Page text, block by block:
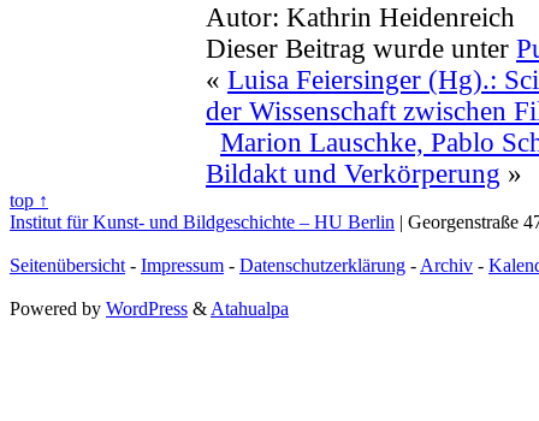
Autor: Kathrin Heidenreich
Dieser Beitrag wurde unter
« Luisa Feiersinger (Hg).:
der Wissenschaft zwischen
Marion Lauschke, Pablo
Bildakt und Verkörperung »
top ↑
Institut für Kunst- und Bildgeschichte – HU Berlin | Georgenstraße
Seitenübersicht - Impressum - Datenschutzerklärung - Archiv -
Powered by WordPress & Atahualpa